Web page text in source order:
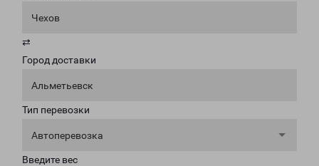
Чехов
⇄
Город доставки
Альметьевск
Тип перевозки
Автоперевозка
Введите вес